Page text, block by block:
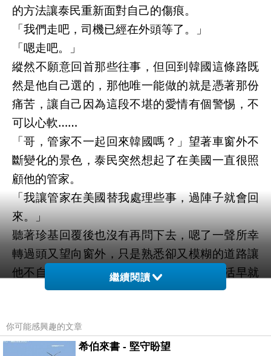
的方法讓泰民重新面對自己的傷痕。
「我們走吧，司機已經在外頭等了。」
「嗯走吧。」
縱然不願意回首那些往事，但回到韓國這條路既
然是他自己選的，那他唯一能做的就是憑著那份
痛苦，讓自己因為這段不堪的愛情有個警惕，不
可以心軟……
「哥，管家不一起回來韓國嗎？」望著車窗外不
斷變化的景色，泰民突然想起了在美國一直很照
顧他的管家。
「我讓管家在美國替我處理些事，過陣子就會回
來。」
聽著珍基回覆後也沒有再問下去，嗯了一聲所幸
轉過頭又望向窗外，只是熟悉卻又模糊的道路讓
他不自覺坐正了身子，兩年間在他鄉的生活早就
淡忘很多曾經的環境，努力找尋著腦中深處的記
生生紮進內心深處。
「停車！ 」
繼續閱讀
你可能感興趣的文章
希伯來書 - 堅守盼望